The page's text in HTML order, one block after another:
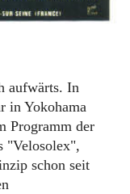
aufwärts. In
in Yokohama
Programm der
"Velosolex",
schon seit